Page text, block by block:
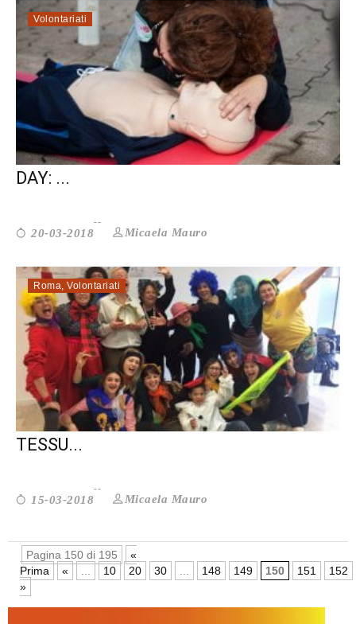
Volontariati
VOLONTARIO PER TE AL GOOD DEEDS
DAY: ...
20-03-2018 Micaela Mauro
Roma Volontariati
ATELIER DEL POSSIBILE: FACCIAMO
TESSU...
15-03-2018 Micaela Mauro
Pagina 150 di 195
«
Prima
« 10 20 30 148 149 150 151
152
»